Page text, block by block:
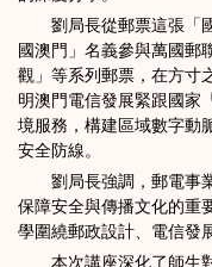
劉局長從郵票這張「國
國澳門」名義參與萬國郵
觀」等系列郵票，在方寸
明澳門電信發展緊跟國家
境服務，構建區域數字動
安全防線。
劉局長強調，郵電事業
保障安全與傳播文化的重
學圍繞郵政設計、電信發
本次講座深化了師生